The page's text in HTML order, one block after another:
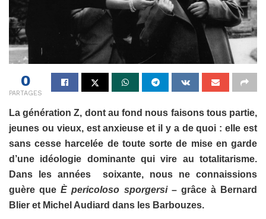
0
PARTAGES
La génération Z, dont au fond nous faisons tous partie,
jeunes ou vieux, est anxieuse et il y a de quoi : elle est
sans cesse harcelée de toute sorte de mise en garde
d’une idéologie dominante qui vire au totalitarisme.
Dans les années soixante, nous ne connaissions
guère queÈ pericoloso sporgersi– grâce à Bernard
Blier et Michel Audiard dans les Barbouzes.